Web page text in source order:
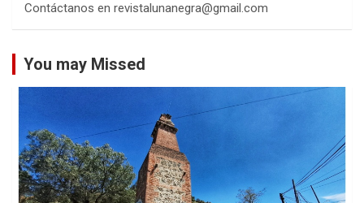
Contáctanos en revistalunanegra@gmail.com
You may Missed